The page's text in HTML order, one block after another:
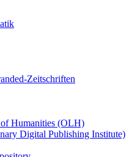
Zeitschriften
Humanities (OLH)
Digital Publishing Institute)